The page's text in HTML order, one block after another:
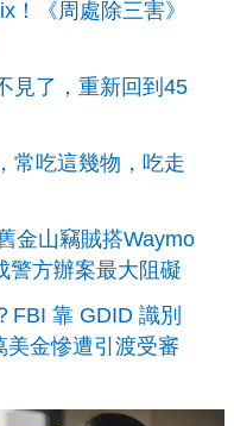
！《周處除三害》
見了，重新回到45
常吃這幾物，吃走
金山竊賊搭Waymo
警方辦案最大阻礙
FBI 靠 GDID 識別
金慘遭引渡受審